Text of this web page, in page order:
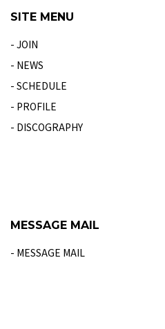
SITE MENU
- JOIN
- NEWS
- SCHEDULE
- PROFILE
- DISCOGRAPHY
MESSAGE MAIL
- MESSAGE MAIL